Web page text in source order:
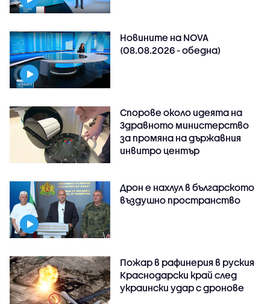
Новините на NOVA
(08.08.2026 - обедна)
Спорове около идеята на
Здравното министерство
за промяна на държавния
инвитро център
Дрон е нахлул в българското
въздушно пространство
Пожар в рафинерия в руския
Краснодарски край след
украински удар с дронове